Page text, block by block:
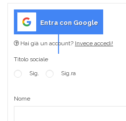
Entra con Google
Hai già un account? Invece accedi!
Titolo sociale
Sig. Sig.ra
Nome